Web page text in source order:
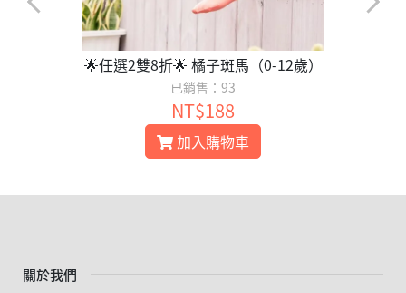
🌟任選2雙8折🌟 橘子斑馬（0-12歲）
已銷售：93
NT$188
加入購物車
關於我們